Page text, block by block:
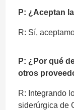
P: ¿Aceptan
R: Sí,
P: ¿Por qué
otros
R: Integrando
siderúrgica de